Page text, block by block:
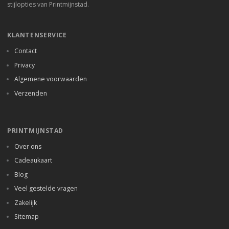
stijlopties van Printmijnstad.
KLANTENSERVICE
Contact
Privacy
Algemene voorwaarden
Verzenden
PRINTMIJNSTAD
Over ons
Cadeaukaart
Blog
Veel gestelde vragen
Zakelijk
Sitemap